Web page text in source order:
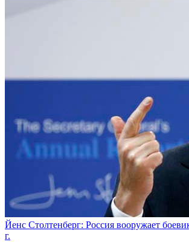
Йенс Столтенберг: Россия вооружает
г.